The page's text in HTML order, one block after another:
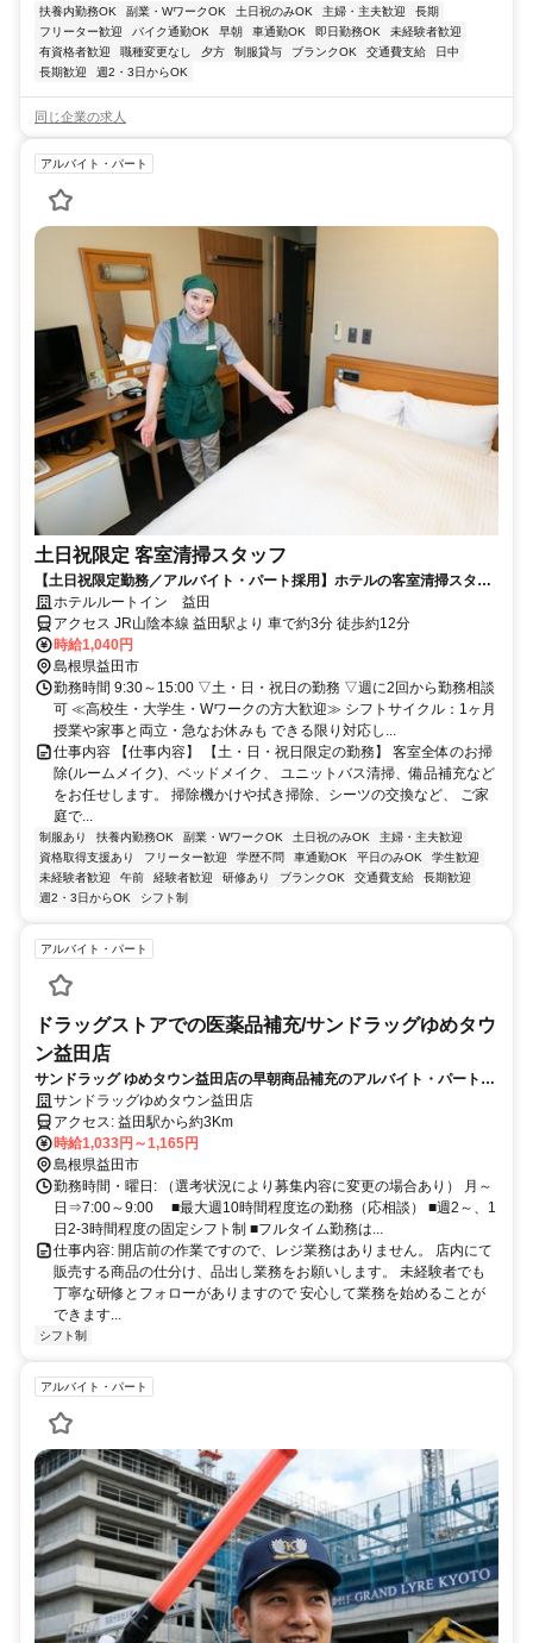
扶養内勤務OK 副業・WワークOK 土日祝のみOK 主婦・主夫歓迎
長期
フリーター歓迎
バイク通勤OK 早朝 車通勤OK 即日勤務OK
未経験者歓迎
有資格者歓迎
職種変更なし 夕方 制服貸与 ブランクOK 交通費支給
日中
長期歓迎
週2・3日からOK
同じ企業の求人
アルバイト・パート
土日祝限定 客室清掃スタッフ
【土日祝限定勤務／アルバイト・パート採用】ホテルの客室清掃スタッ
フ／未経験歓迎！学生・主婦活躍中
ホテルルートイン 益田
アクセス JR山陰本線 益田駅より 車で約3分 徒歩約12分
時給1,040円
島根県益田市
勤務時間 9:30～15:00 ▽土・日・祝日の勤務 ▽週に2回から勤務相談
可 ≪高校生・大学生・Wワークの方大歓迎≫ シフトサイクル：1ヶ月
授業や家事と両立・急なお休みも できる限り対応し...
仕事内容 【仕事内容】 【土・日・祝日限定の勤務】 客室全体のお掃
除(ルームメイク)、ベッドメイク、 ユニットバス清掃、備品補充など
をお任せします。 掃除機かけや拭き掃除、シーツの交換など、 ご家
庭で...
制服あり 扶養内勤務OK 副業・WワークOK 土日祝のみOK
主婦・主夫歓迎
資格取得支援あり
フリーター歓迎 学歴不問 車通勤OK 平日のみOK
学生歓迎
未経験者歓迎
午前 経験者歓迎 研修あり ブランクOK 交通費支給
長期歓迎
週2・3日からOK
シフト制
アルバイト・パート
ドラッグストアでの医薬品補充/サンドラッグゆめタウ
ン益田店
サンドラッグ ゆめタウン益田店の早朝商品補充のアルバイト・パート大
募集！
サンドラッグゆめタウン益田店
アクセス: 益田駅から約3Km
時給1,033円～1,165円
島根県益田市
勤務時間・曜日: （選考状況により募集内容に変更の場合あり） 月～
日⇒7:00～9:00 ■最大週10時間程度迄の勤務（応相談） ■週2～、1
日2-3時間程度の固定シフト制 ■フルタイム勤務は...
仕事内容: 開店前の作業ですので、レジ業務はありません。 店内にて
販売する商品の仕分け、品出し業務をお願いします。 未経験者でも
丁寧な研修とフォローがありますので 安心して業務を始めることが
できます...
シフト制
アルバイト・パート